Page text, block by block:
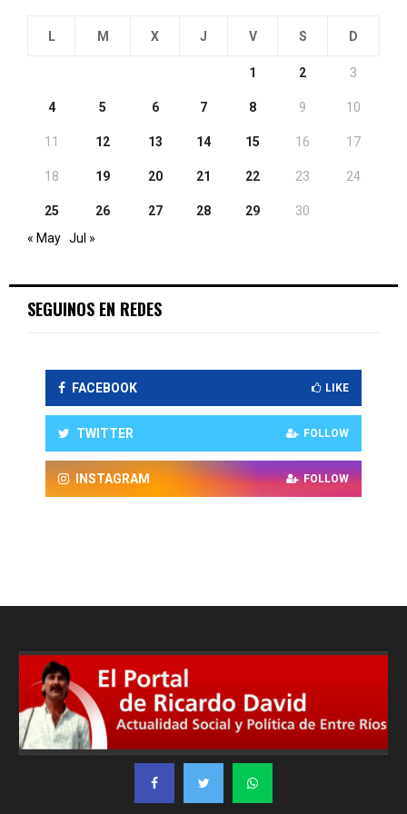
L M X J V S D
1 2 3
4 5 6 7 8 9 10
11 12 13 14 15 16 17
18 19 20 21 22 23 24
25 26 27 28 29
30
« May Jul »
SEGUINOS EN REDES
FACEBOOK LIKE
TWITTER FOLLOW
INSTAGRAM FOLLOW